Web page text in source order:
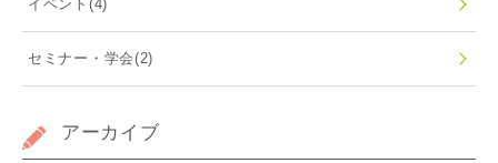
イベント (4)
セミナー・学会(2)
アーカイブ